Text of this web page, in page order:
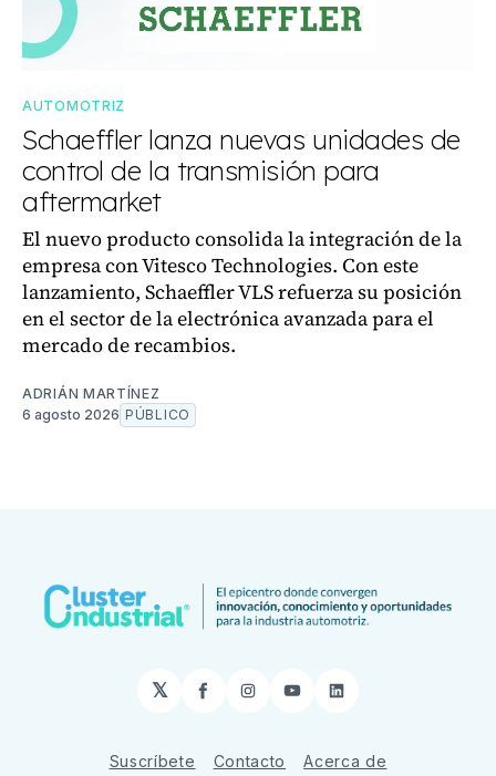
AUTOMOTRIZ
Schaeffler lanza nuevas unidades de
control de la transmisión para
aftermarket
El nuevo producto consolida la integración de la
empresa con Vitesco Technologies. Con este
lanzamiento, Schaeffler VLS refuerza su posición
en el sector de la electrónica avanzada para el
mercado de recambios.
ADRIÁN MARTÍNEZ
6 agosto 2026 PÚBLICO
𝕏 Facebook
Instagram
YouTubeLinkedIn
Suscríbete Contacto Acerca de